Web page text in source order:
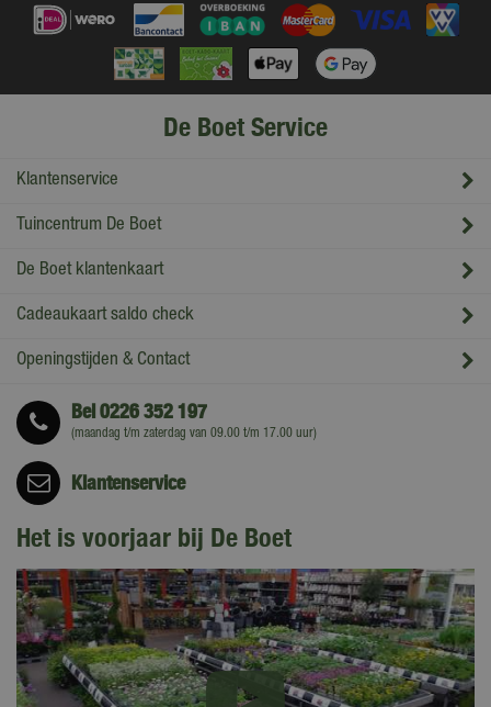
De Boet Service
Klantenservice
Tuincentrum De Boet
De Boet klantenkaart
Cadeaukaart saldo check
Openingstijden & Contact
Bel0226 352 197
(maandag t/m zaterdag van 09.00 t/m 17.00 uur)
Klantenservice
Het is voorjaar bij De Boet